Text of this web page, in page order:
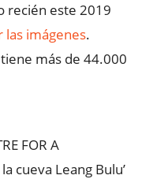
recién este 2019
las imágenes.
más de 44.000
FOR A
cueva Leang Bulu’